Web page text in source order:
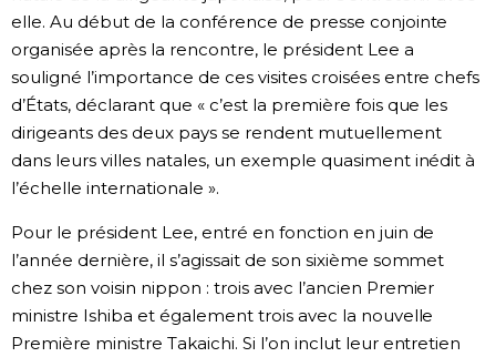
elle. Au début de la conférence de presse conjointe
organisée après la rencontre, le président Lee a
souligné l’importance de ces visites croisées entre chefs
d’États, déclarant que « c’est la première fois que les
dirigeants des deux pays se rendent mutuellement
dans leurs villes natales, un exemple quasiment inédit à
l’échelle internationale ».
Pour le président Lee, entré en fonction en juin de
l’année dernière, il s’agissait de son sixième sommet
chez son voisin nippon : trois avec l’ancien Premier
ministre Ishiba et également trois avec la nouvelle
Première ministre Takaichi. Si l’on inclut leur entretien